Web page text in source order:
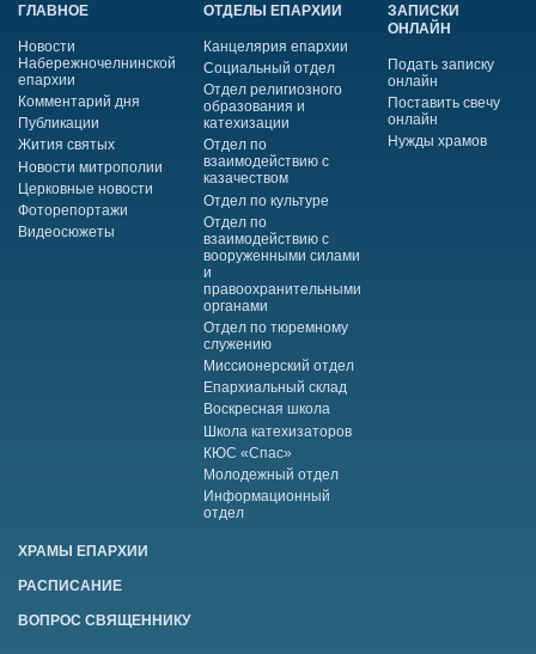
ГЛАВНОЕ
Новости
Набережночелнинской
епархии
Комментарий дня
Публикации
Жития святых
Новости митрополии
Церковные новости
Фоторепортажи
Видеосюжеты
ОТДЕЛЫ ЕПАРХИИ
Канцелярия епархии
Социальный отдел
Отдел религиозного
образования и
катехизации
Отдел по
взаимодействию с
казачеством
Отдел по культуре
Отдел по
взаимодействию с
вооруженными силами
и
правоохранительными
органами
Отдел по тюремному
служению
Миссионерский отдел
Епархиальный склад
Воскресная школа
Школа катехизаторов
КЮС «Спас»
Молодежный отдел
Информационный
отдел
ЗАПИСКИ
ОНЛАЙН
Подать записку
онлайн
Поставить свечу
онлайн
Нужды храмов
ХРАМЫ ЕПАРХИИ
РАСПИСАНИЕ
ВОПРОС СВЯЩЕННИКУ